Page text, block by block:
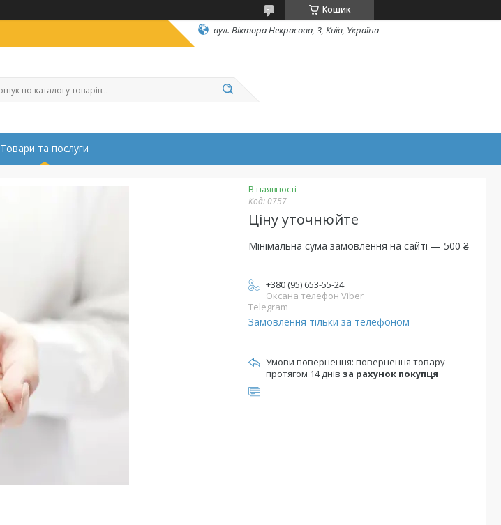
Кошик
вул. Вiктора Некрасова, 3, Київ, Україна
Товари та послуги
В наявності
Код: 0757
Ціну уточнюйте
Мінімальна сума замовлення на сайті — 500 ₴
+380 (95) 653-55-24
Оксана телефон Viber
Telegram
Замовлення тільки за телефоном
повернення товару
протягом 14 днів за рахунок покупця